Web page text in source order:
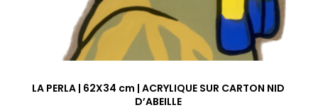
LA PERLA | 62X34 cm | ACRYLIQUE SUR CARTON NID
D’ABEILLE